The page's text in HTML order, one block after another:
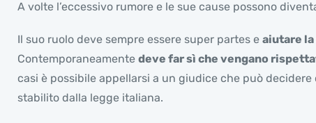
A volte l’eccessivo rumore e le sue cause possono
Il suo ruolo deve sempre essere super partes e aiutare
Contemporaneamente deve far sì che vengano
casi è possibile appellarsi a un giudice che può
stabilito dalla legge italiana.